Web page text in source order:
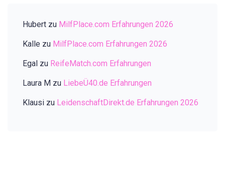
Hubert zu MilfPlace.com Erfahrungen 2026
Kalle zu MilfPlace.com Erfahrungen 2026
Egal zu ReifeMatch.com Erfahrungen
Laura M zu LiebeÜ40.de Erfahrungen
Klausi zu LeidenschaftDirekt.de Erfahrungen 2026